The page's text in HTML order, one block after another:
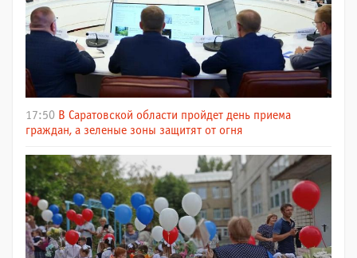
17:50 В Саратовской области пройдет день приема
граждан, а зеленые зоны защитят от огня